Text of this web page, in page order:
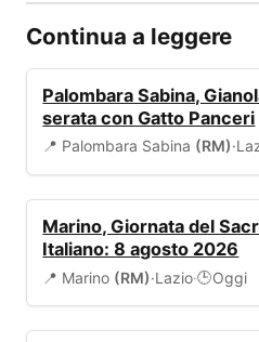
Continua a leggere
Palombara Sabina,
serata con Gatto Panceri
📍 Palombara Sabina (RM)·
Marino, Giornata del
Italiano: 8 agosto 2026
📍 Marino (RM)·Lazio·🕒Oggi